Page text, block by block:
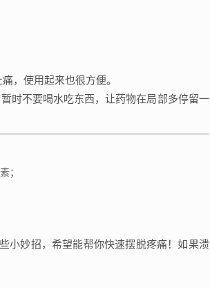
，使用起来也很方便。
时不要喝水吃东西，让药物在局部多停留一
；
小妙招，希望能帮你快速摆脱疼痛！如果溃